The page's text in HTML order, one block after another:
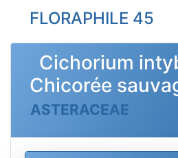
FLORAPHILE 45
Cichorium
Chicorée
ASTERACEAE